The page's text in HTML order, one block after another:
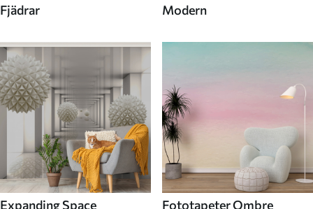
Fjädrar Modern
Expanding Space Fototapeter Ombre